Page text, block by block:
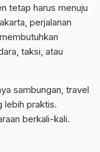
tetap harus menuju
perjalanan
taksi, atau
sambungan, travel
lebih praktis.
berkali-kali.